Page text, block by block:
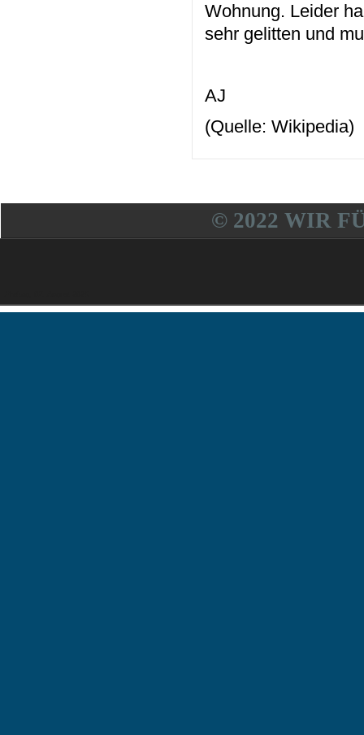
Wohnung. Leider
sehr gelitten und
AJ
(Quelle: Wikipedia)
© 2022 WIR